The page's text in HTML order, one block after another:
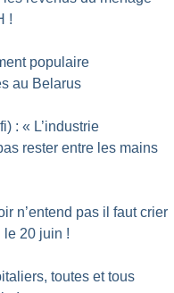
!
populaire
au Belarus
: « L’industrie
rester entre les mains
n’entend pas il faut crier
le 20 juin !
toutes et tous